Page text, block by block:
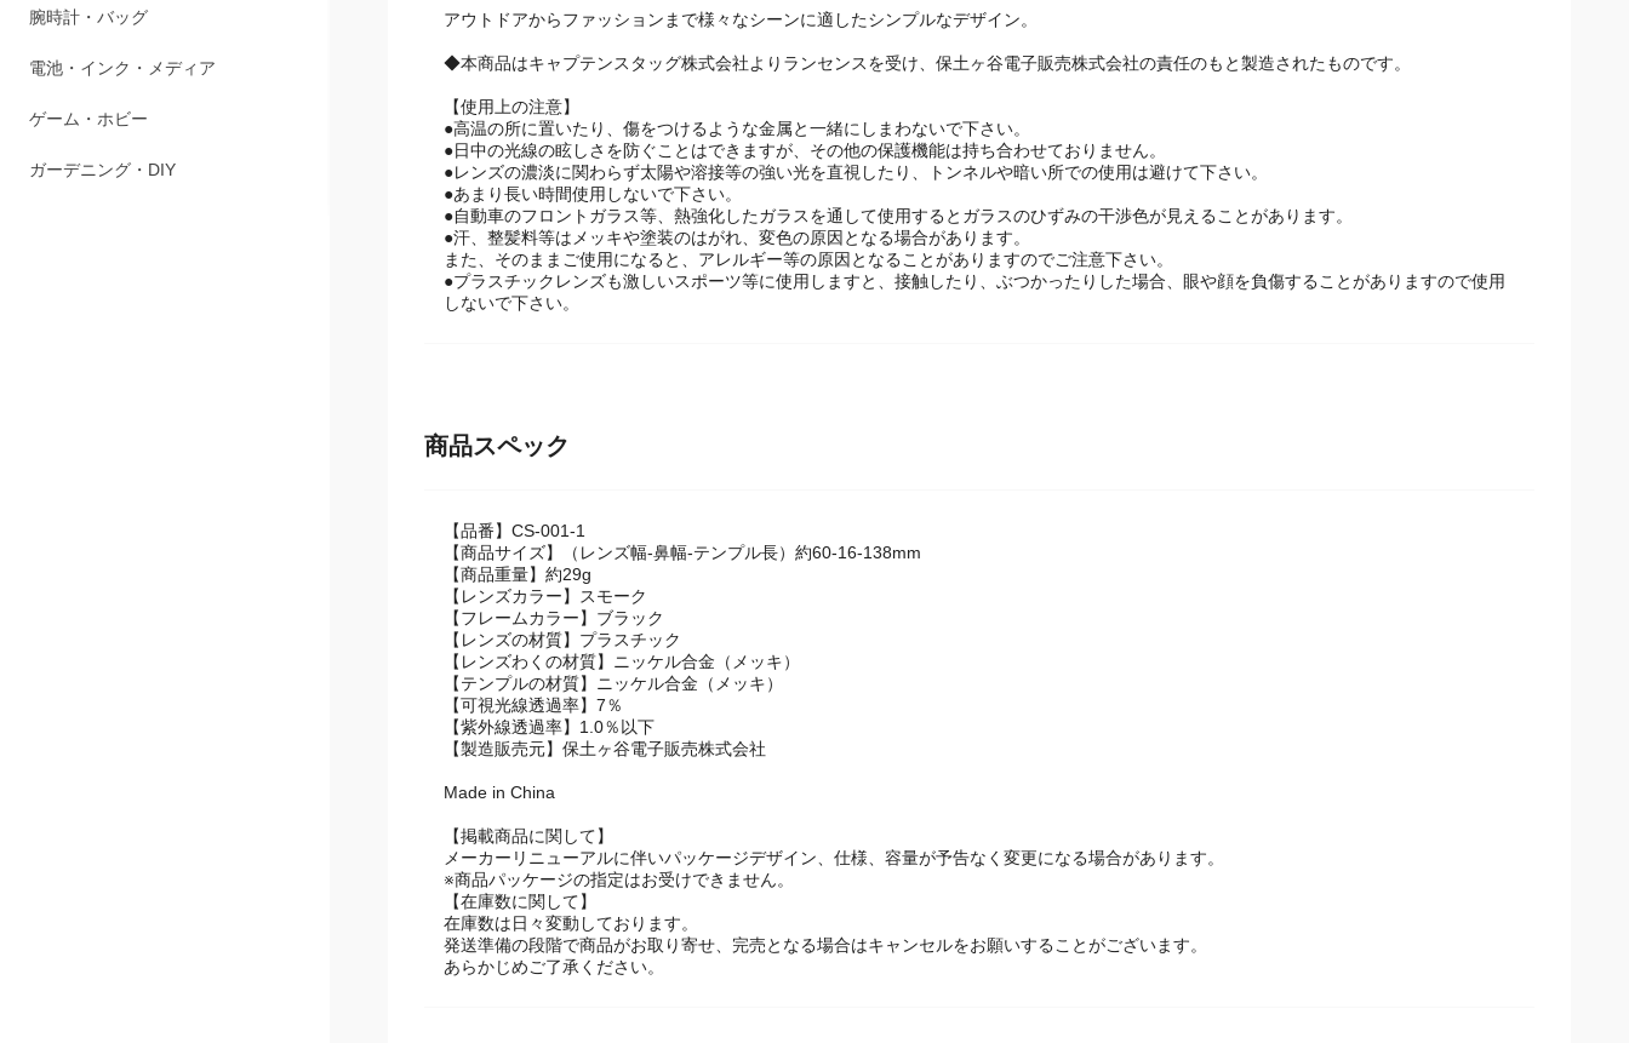
【使用上の注意】
●高温の所に置いたり、傷をつけるような金属と一緒にしまわないで下さい。
●日中の光線の眩しさを防ぐことはできますが、その他の保護機能は持ち合わせておりません。
●レンズの濃淡に関わらず太陽や溶接等の強い光を直視したり、トンネルや暗い所での使用は避けて下さい。
●あまり長い時間使用しないで下さい。
●自動車のフロントガラス等、熱強化したガラスを通して使用するとガラスのひずみの干渉色が見えることがあります。
●汗、整髪料等はメッキや塗装のはがれ、変色の原因となる場合があります。
また、そのままご使用になると、アレルギー等の原因となることがありますのでご注意下さい。
●プラスチックレンズも激しいスポーツ等に使用しますと、接触したり、ぶつかったりした場合、眼や顔を負傷することがありますので使用
【品番】CS-001-1
【商品サイズ】（レンズ幅-鼻幅-テンプル長）約60-16-138mm
【商品重量】約29g
【レンズカラー】スモーク
【フレームカラー】ブラック
【レンズの材質】プラスチック
【レンズわくの材質】ニッケル合金（メッキ）
【テンプルの材質】ニッケル合金（メッキ）
【可視光線透過率】7％
【紫外線透過率】1.0％以下
【掲載商品に関して】
メーカーリニューアルに伴いパッケージデザイン、仕様、容量が予告なく変更になる場合があります。
※商品パッケージの指定はお受けできません。
【在庫数に関して】
在庫数は日々変動しております。
発送準備の段階で商品がお取り寄せ、完売となる場合はキャンセルをお願いすることがございます。